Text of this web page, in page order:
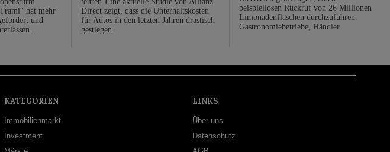
hat mehr
und
Direct zeigt, dass die Unterhaltskosten
für Autos in den letzten Jahren drastisch
gestiegen
beispiellosen Rückruf von 26 Millionen
Limonadenflaschen durchzuführen.
Gastronomiebetriebe, Händler
KATEGORIEN
Immobilienmarkt
Investment
LINKS
Über uns
Datenschutz